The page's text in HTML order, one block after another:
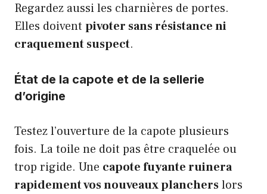
Regardez aussi les charnières de portes.
Elles doivent pivoter sans résistance ni
craquement suspect.
État de la capote et de la sellerie
d’origine
Testez l’ouverture de la capote plusieurs
fois. La toile ne doit pas être craquelée ou
trop rigide. Une capote fuyante ruinera
rapidement vos nouveaux plancherslors